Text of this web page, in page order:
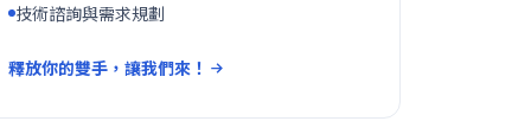
技術諮詢與需求規劃
釋放你的雙手，讓我們來！